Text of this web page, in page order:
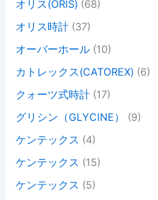
オリス(ORIS) (68)
オリス時計 (37)
オーバーホール (10)
カトレックス(CATOREX) (6)
クォーツ式時計 (17)
グリシン（GLYCINE）
(9)
ケンテックス (4)
ケンテックス (15)
ケンテックス (5)